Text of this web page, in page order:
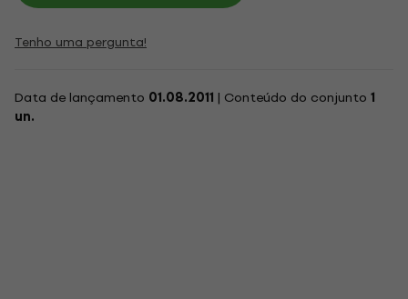
Tenho uma pergunta!
Data de lançamento 01.08.2011 | Conteúdo do conjunto 1
un.